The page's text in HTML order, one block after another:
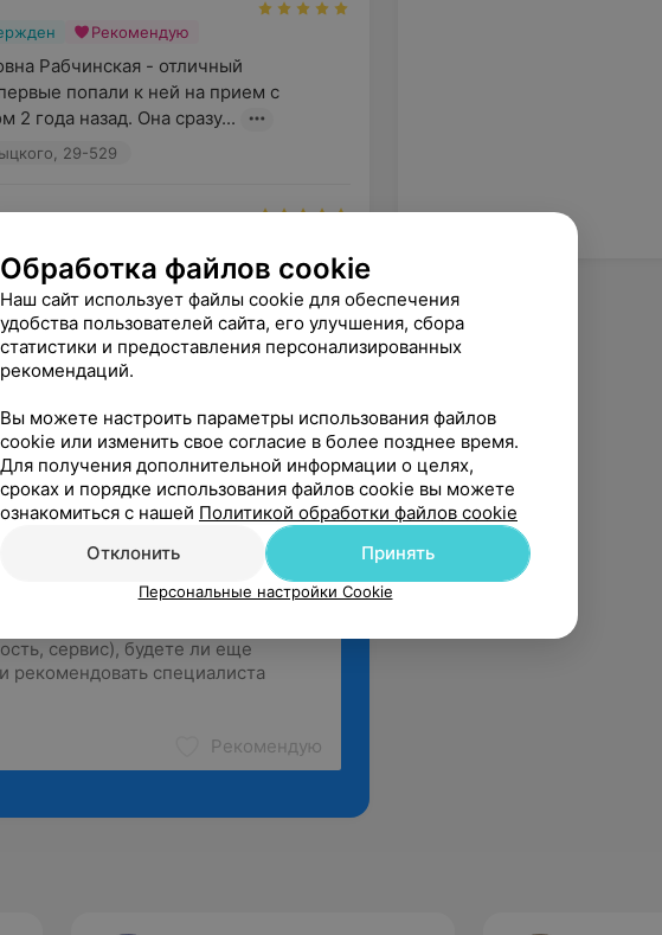
Рекомендую
Рабчинская - отличный
попали к ней на прием с
2 года назад. Она сразу...
29-529
Благодарю Рабчинскую Ольгу
восстановления здоровья
я пришла 30...
29-529
ещё
Рекомендую
Обработка файлов cookie
Наш сайт использует файлы cookie для обеспечения
удобства пользователей сайта, его улучшения, сбора
статистики и предоставления персонализированных
рекомендаций.
Вы можете настроить параметры использования файлов
cookie или изменить свое согласие в более позднее время.
Для получения дополнительной информации о целях,
сроках и порядке использования файлов cookie вы можете
ознакомиться с нашей Политикой обработки файлов cookie
Отклонить
Принять
Персональные настройки Cookie